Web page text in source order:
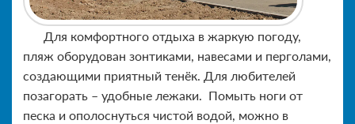
Для комфортного отдыха в жаркую погоду,
пляж оборудован зонтиками, навесами и перголами,
создающими приятный тенёк. Для любителей
позагорать – удобные лежаки. Помыть ноги от
песка и ополоснуться чистой водой, можно в